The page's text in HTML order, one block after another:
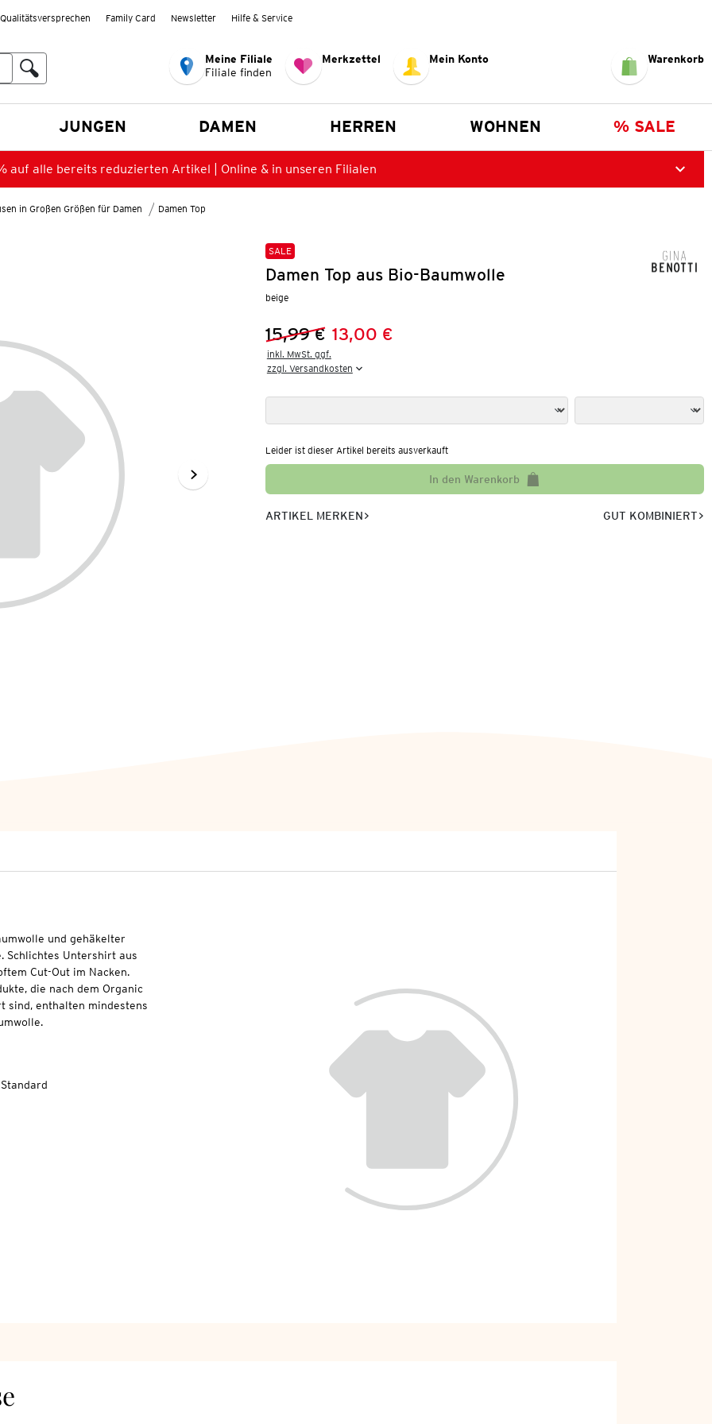
Qualitätsversprechen Family Card Newsletter Hilfe & Service
Meine Filiale
Filiale finden
Merkzettel Mein Konto Warenkorb
JUNGEN DAMEN HERREN WOHNEN % SALE
auf alle bereits reduzierten Artikel | Online & in unseren Filialen
in Großen Größen für Damen Damen Top
SALE
Damen Top aus Bio-Baumwolle
beige
Vorheriger Preis:
15,99 €
Neuer Preis:
13,00 €
inkl. MwSt. ggf.
zzgl. Versandkosten
Leider ist dieser Artikel bereits ausverkauft
In den Warenkorb
ARTIKEL MERKEN GUT KOMBINIERT
und gehäkelter
Schlichtes Untershirt aus
Cut-Out im Nacken.
die nach dem Organic
sind, enthalten mindestens